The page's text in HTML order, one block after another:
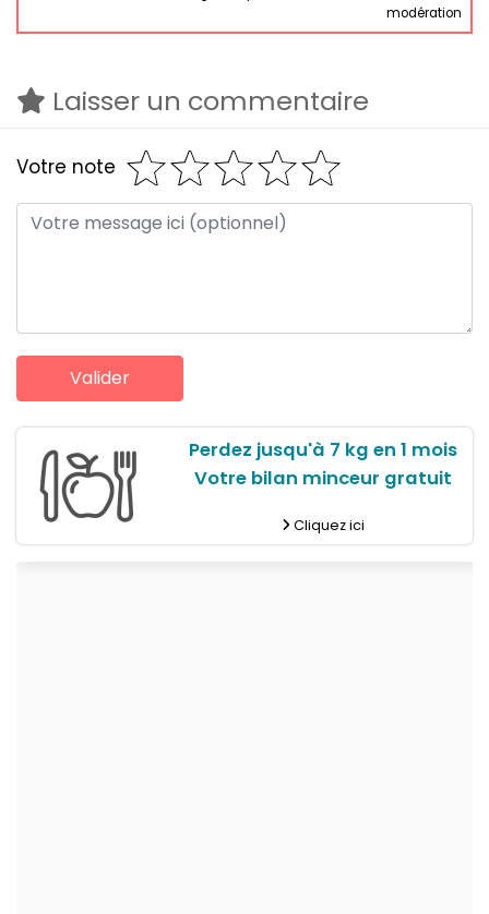
modération
Laisser un commentaire
Votre note
Perdez jusqu'à 7 kg en 1 mois
Votre bilan minceur gratuit
Cliquez ici